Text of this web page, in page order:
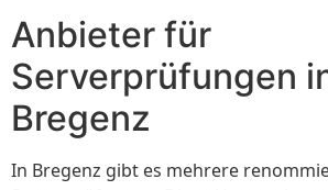
Anbieter für
Serverprüfungen
Bregenz
In Bregenz gibt es mehrere